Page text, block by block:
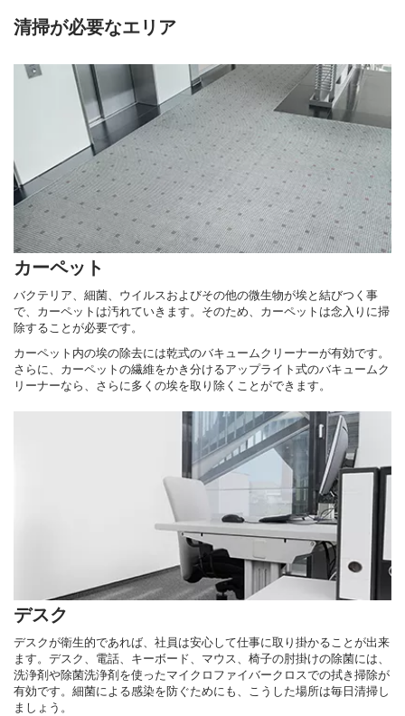
清掃が必要なエリア
カーペット
バクテリア、細菌、ウイルスおよびその他の微生物が埃と結びつく事
で、カーペットは汚れていきます。そのため、カーペットは念入りに掃
除することが必要です。
カーペット内の埃の除去には乾式のバキュームクリーナーが有効です。
さらに、カーペットの繊維をかき分けるアップライト式のバキュームク
リーナーなら、さらに多くの埃を取り除くことができます。
デスク
デスクが衛生的であれば、社員は安心して仕事に取り掛かることが出来
ます。デスク、電話、キーボード、マウス、椅子の肘掛けの除菌には、
洗浄剤や除菌洗浄剤を使ったマイクロファイバークロスでの拭き掃除が
有効です。細菌による感染を防ぐためにも、こうした場所は毎日清掃し
ましょう。